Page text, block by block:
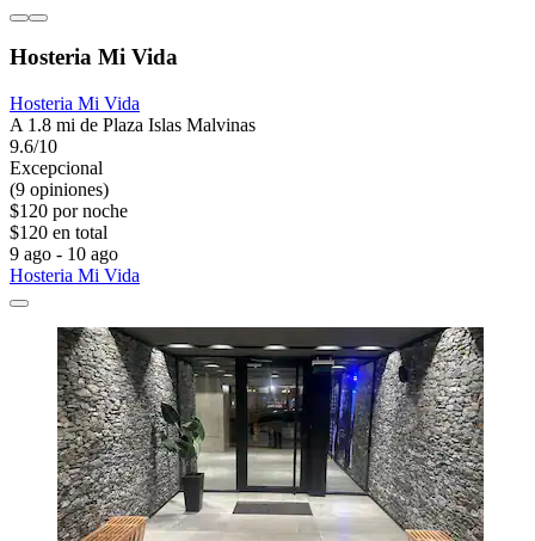
Hosteria Mi Vida
Hosteria Mi Vida
A 1.8 mi de Plaza Islas Malvinas
9.6/10
Excepcional
(9 opiniones)
$120 por noche
$120 en total
9 ago - 10 ago
Hosteria Mi Vida